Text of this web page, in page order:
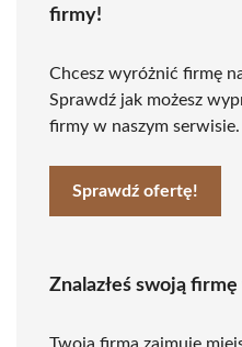
firmy!
Chcesz wyróżnić firmę
Sprawdź jak możesz
firmy w naszym serwisie.
Sprawdź ofertę!
Znalazłeś swoją